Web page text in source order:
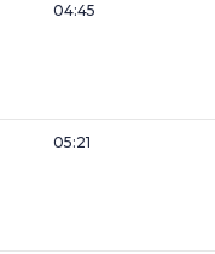
04:45
05:21